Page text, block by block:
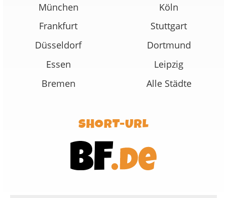
München
Köln
Frankfurt
Stuttgart
Düsseldorf
Dortmund
Essen
Leipzig
Bremen
Alle Städte
SHORT-URL